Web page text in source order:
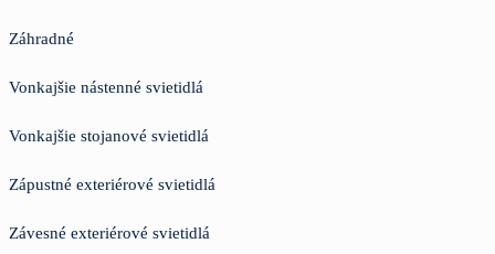
Záhradné
Vonkajšie nástenné svietidlá
Vonkajšie stojanové svietidlá
Zápustné exteriérové svietidlá
Závesné exteriérové svietidlá